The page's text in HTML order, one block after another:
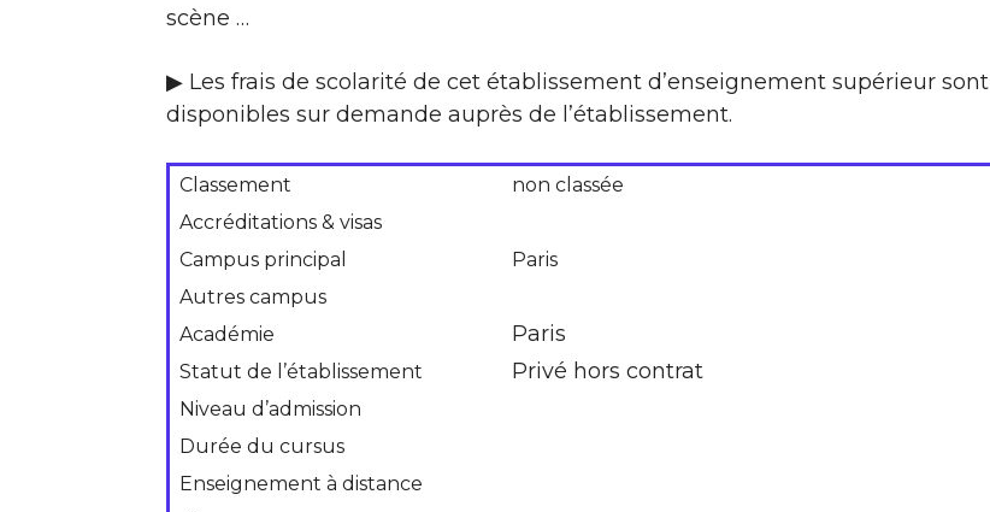
scène …
▶ Les frais de scolarité de cet établissement d’enseignement supérieur sont
disponibles sur demande auprès de l’établissement.
Classement
non classée
Accréditations & visas
Campus principal
Paris
Autres campus
Académie
Paris
Statut de l’établissement Privé hors contrat
Niveau d’admission
Durée du cursus
Enseignement à distance